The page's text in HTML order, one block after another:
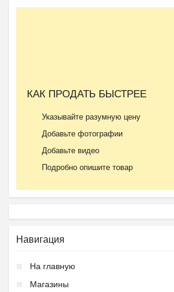
КАК ПРОДАТЬ БЫСТРЕЕ
Указывайте разумную цену
Добавьте фотографии
Добавьте видео
Подробно опишите товар
Навигация
На главную
Магазины